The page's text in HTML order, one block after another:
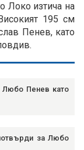
Локо изтича на
195 см
Пенев, като
Пенев като
за Любо